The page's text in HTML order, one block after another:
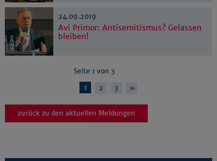
24.09.2019
Avi Primor: Antisemitismus? Gelassen
bleiben!
Seite 1 von 3
1 2 3 »
zurück zu den aktuellen Meldungen